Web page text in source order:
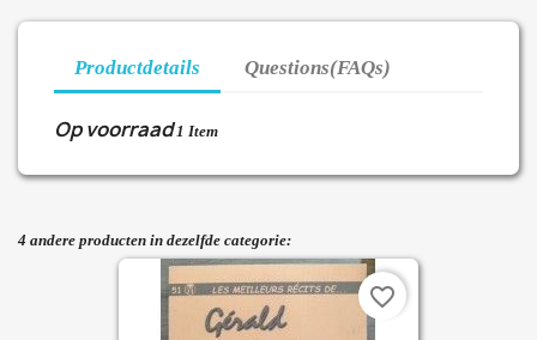
Productdetails Questions(FAQs)
Op voorraad 1 Item
4 andere producten in dezelfde categorie:
favorite_border